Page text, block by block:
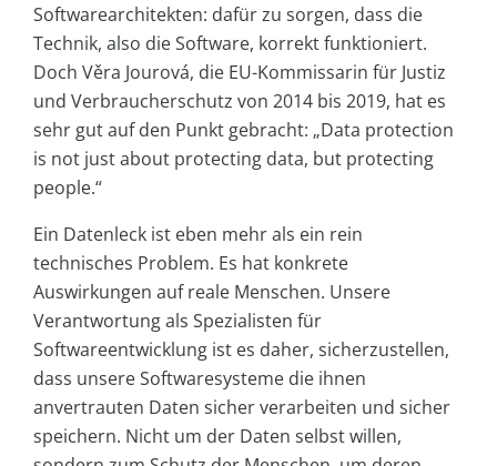
Softwarearchitekten: dafür zu sorgen, dass die
Technik, also die Software, korrekt funktioniert.
Doch Věra Jourová, die EU-Kommissarin für Justiz
und Verbraucherschutz von 2014 bis 2019, hat es
sehr gut auf den Punkt gebracht: „Data protection
is not just about protecting data, but protecting
people.“
Ein Datenleck ist eben mehr als ein rein
technisches Problem. Es hat konkrete
Auswirkungen auf reale Menschen. Unsere
Verantwortung als Spezialisten für
Softwareentwicklung ist es daher, sicherzustellen,
dass unsere Softwaresysteme die ihnen
anvertrauten Daten sicher verarbeiten und sicher
speichern. Nicht um der Daten selbst willen,